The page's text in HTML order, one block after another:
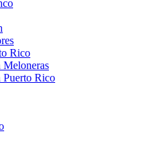
Rico
Meloneras
Puerto Rico